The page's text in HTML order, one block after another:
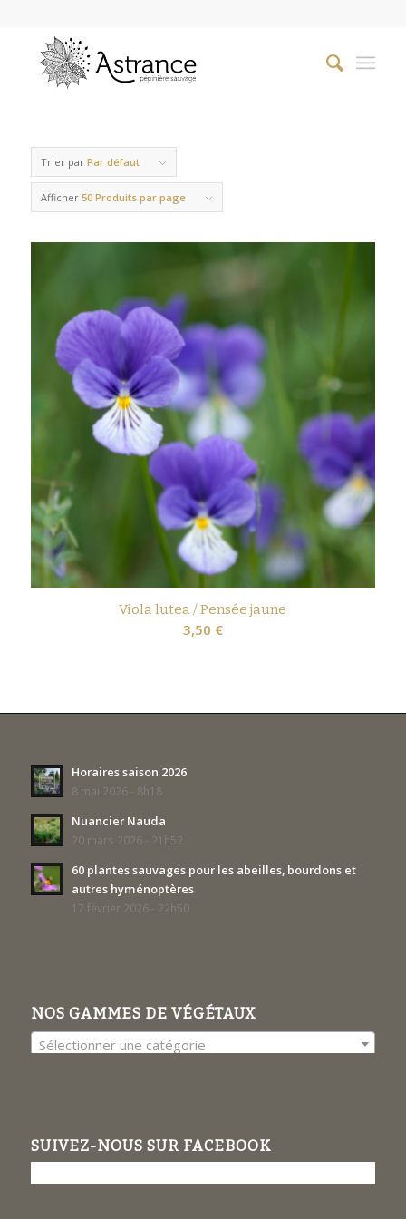
Trier par Par défaut
Afficher 50 Produits par page
Viola lutea / Pensée jaune
3,50 €
Horaires saison 2026
8 mai 2026 - 8h18
Nuancier Nauda
20 mars 2026 - 21h52
60 plantes sauvages pour les abeilles, bourdons et
autres hyménoptères
17 février 2026 - 22h50
NOS GAMMES DE VÉGÉTAUX
Sélectionner une catégorie
SUIVEZ-NOUS SUR FACEBOOK